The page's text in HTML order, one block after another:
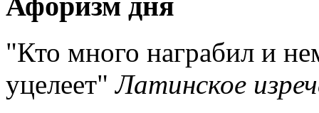
Кто много награбил и
уцелеет
Латинское